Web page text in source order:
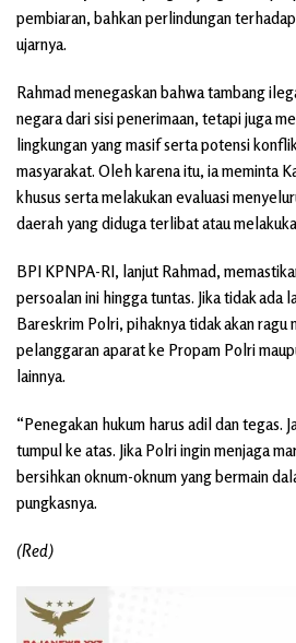
pembiaran, bahkan perlindungan
ujarnya.
Rahmad menegaskan bahwa tambang
negara dari sisi penerimaan, tetapi juga
lingkungan yang masif serta potensi
masyarakat. Oleh karena itu, ia meminta
khusus serta melakukan evaluasi
daerah yang diduga terlibat atau
BPI KPNPA-RI, lanjut Rahmad,
persoalan ini hingga tuntas. Jika tidak ada
Bareskrim Polri, pihaknya tidak akan ragu
pelanggaran aparat ke Propam Polri
lainnya.
“Penegakan hukum harus adil dan tegas.
tumpul ke atas. Jika Polri ingin menjaga
bersihkan oknum-oknum yang bermain
pungkasnya.
(Red)